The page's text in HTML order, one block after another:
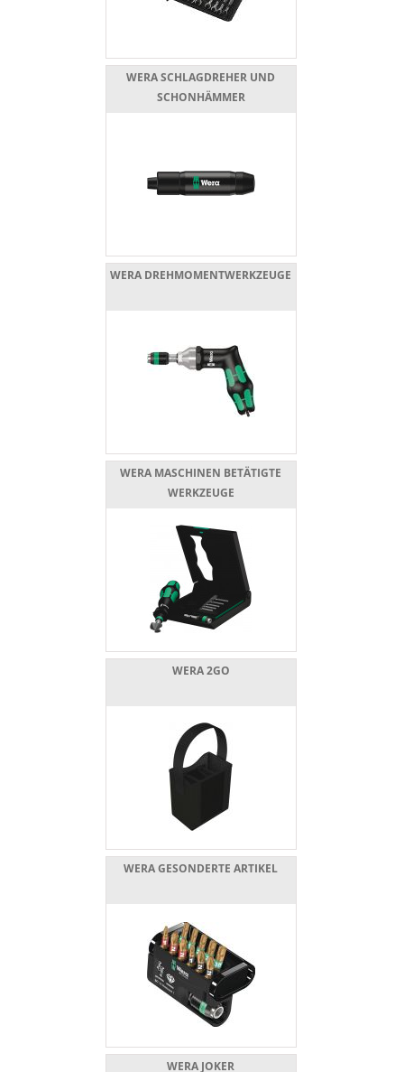
WERA SCHLAGDREHER UND
SCHONHÄMMER
WERA DREHMOMENTWERKZEUGE
WERA MASCHINEN BETÄTIGTE
WERKZEUGE
WERA 2GO
WERA GESONDERTE ARTIKEL
WERA JOKER